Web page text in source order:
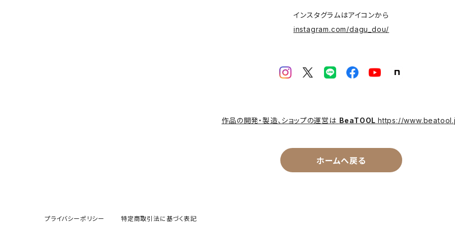
インスタグラムはアイコンから
instagram.com/dagu_dou/
作品の開発・製造、ショップの運営は BeaTOOLhttps://
ホームへ戻る
プライバシーポリシー 特定商取引法に基づく表記